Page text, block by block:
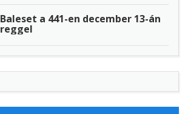
Baleset a 441-en december 13-án
reggel